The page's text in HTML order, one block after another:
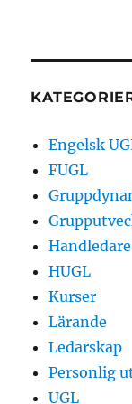
Engelsk
FUGL
Handledare
HUGL
Kurser
Lärande
Ledarskap
Personlig
UGL